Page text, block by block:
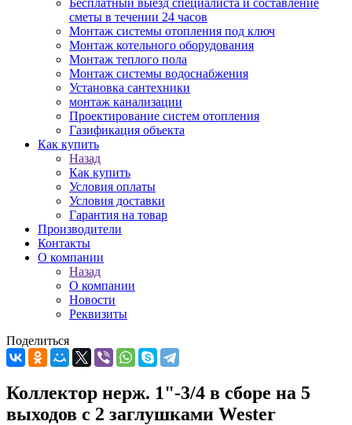
Бесплатный выезд специалиста и составление
сметы в течении 24 часов
Монтаж системы отопления под ключ
Монтаж котельного оборудования
Монтаж теплого пола
Монтаж системы водоснабжения
Установка сантехники
монтаж канализации
Проектирование систем отопления
Газификация объекта
Как купить
Назад
Как купить
Условия оплаты
Условия доставки
Гарантия на товар
Производители
Контакты
О компании
Назад
О компании
Новости
Реквизиты
Поделиться
Коллектор нерж. 1"-3/4 в сборе на 5
выходов с 2 заглушками Wester